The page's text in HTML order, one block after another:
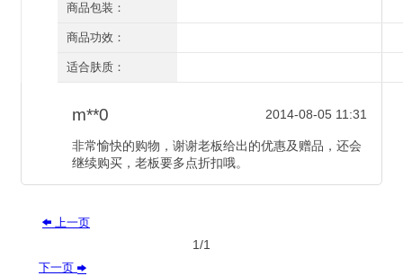
20ml
商品包装：
有外盒/有塑封
商品功效：
祛黑眼圈 祛眼袋
适合肤质：
m**0 2014-08-05 11:31
非常愉快的购物，谢谢老板给出的优惠及赠品，还会
继续购买，老板要多点折扣哦。
 上一页
1/1
下一页 